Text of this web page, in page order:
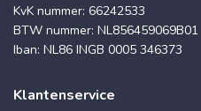
KvK nummer: 66242533
BTW nummer: NL856459069B01
Iban: NL86 INGB 0005 346373
Klantenservice